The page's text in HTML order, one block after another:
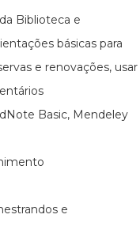
Biblioteca e
básicas para
e renovações, usar
Basic, Mendeley
e